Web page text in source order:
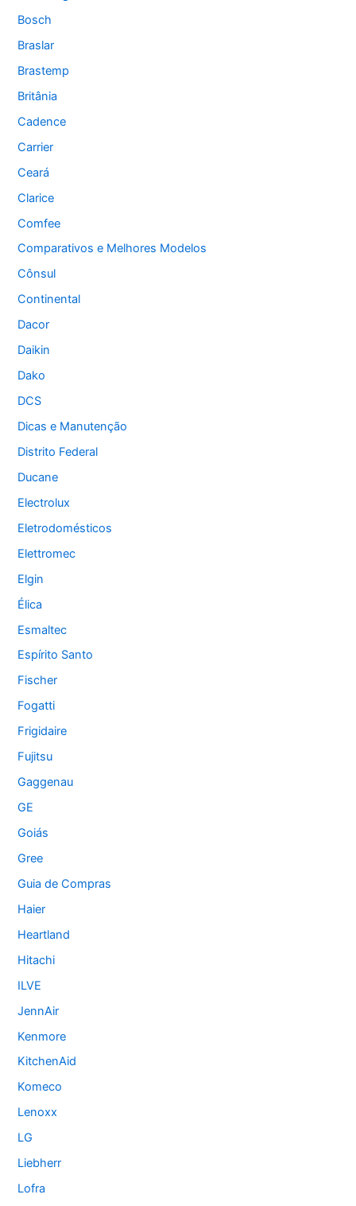
Bosch
Braslar
Brastemp
Britânia
Cadence
Carrier
Ceará
Clarice
Comfee
Comparativos e Melhores Modelos
Cônsul
Continental
Dacor
Daikin
Dako
DCS
Dicas e Manutenção
Distrito Federal
Ducane
Electrolux
Eletrodomésticos
Elettromec
Elgin
Élica
Esmaltec
Espírito Santo
Fischer
Fogatti
Frigidaire
Fujitsu
Gaggenau
GE
Goiás
Gree
Guia de Compras
Haier
Heartland
Hitachi
ILVE
JennAir
Kenmore
KitchenAid
Komeco
Lenoxx
LG
Liebherr
Lofra